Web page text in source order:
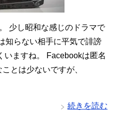
少し昭和な感じのドラマで
知らない相手に平気で誹謗
いますね。 Facebookは匿名
とは少ないですが、
続きを読む